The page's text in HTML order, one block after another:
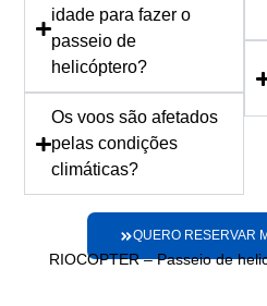
idade para fazer o
passeio de
helicóptero?
Os voos são afetados
pelas condições
climáticas?
QUERO RESERVAR
RIOCOPTER – Passeio de